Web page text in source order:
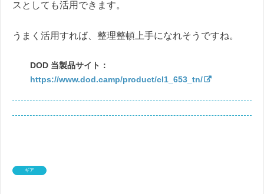
スとしても活用できます。
うまく活用すれば、整理整頓上手になれそうですね。
DOD 当製品サイト：
https://www.dod.camp/product/cl1_653_tn/
ギア